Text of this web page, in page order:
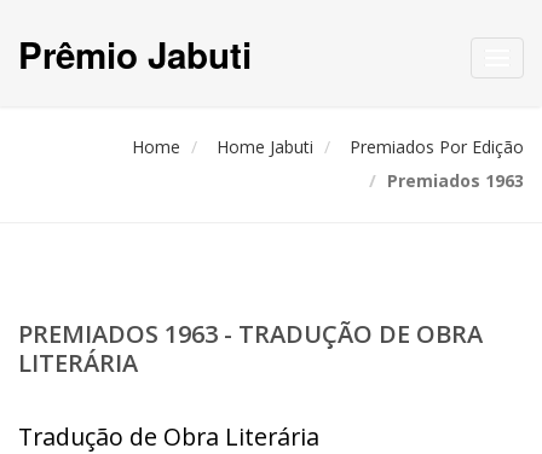
Prêmio Jabuti
Home Home Jabuti
Premiados Por Edição
Premiados 1963
PREMIADOS 1963 - TRADUÇÃO DE OBRA
LITERÁRIA
Tradução de Obra Literária